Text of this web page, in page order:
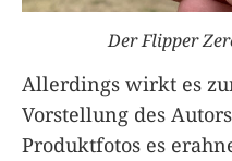
DerFlipper
Allerdings wirkt es
Vorstellung des
Produktfotos es